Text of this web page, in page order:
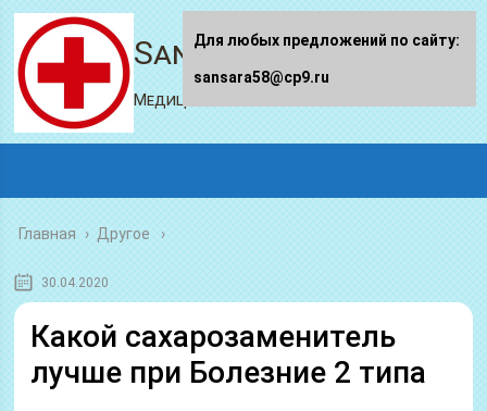
Sansara58.ru
Медицинский портал
Главная › Другое
30.04.2020
Какой сахарозаменитель
лучше при Болезние 2 типа
Для любых предложений по сайту:
sansara58@cp9.ru